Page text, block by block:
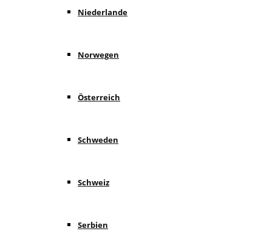
Niederlande
Norwegen
Österreich
Schweden
Schweiz
Serbien